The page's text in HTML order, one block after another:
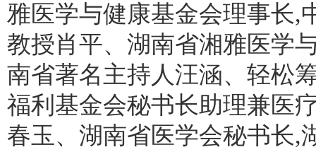
雅医学与健康基金会理事长,
教授肖平、湖南省湘雅医学
南省著名主持人汪涵、轻松
福利基金会秘书长助理兼医
春玉、湖南省医学会秘书长,